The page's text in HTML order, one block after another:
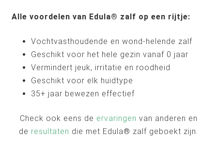
Alle voordelen van Edula® zalf op een rijtje:
Vochtvasthoudende en wond-helende zalf
Geschikt voor het hele gezin vanaf 0 jaar
Vermindert jeuk, irritatie en roodheid
Geschikt voor elk huidtype
35+ jaar bewezen effectief
Check ook eens de ervaringen van anderen en
de resultaten die met Edula® zalf geboekt zijn.